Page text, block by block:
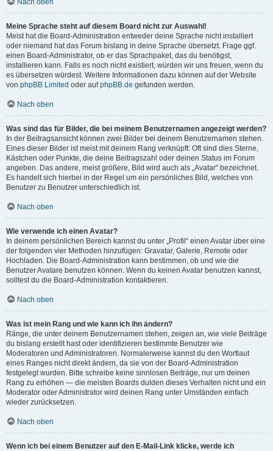
Nach oben
Meine Sprache steht auf diesem Board nicht zur Auswahl!
Meist hat die Board-Administration entweder deine Sprache nicht installiert
oder niemand hat das Forum bislang in deine Sprache übersetzt. Frage ggf.
einen Board-Administrator, ob er das Sprachpaket, das du benötigst,
installieren kann. Falls es noch nicht existiert, würden wir uns freuen, wenn du
es übersetzen würdest. Weitere Informationen dazu können auf der Website
von phpBB Limited oder aufphpBB.de gefunden werden.
Nach oben
Was sind das für Bilder, die bei meinem Benutzernamen angezeigt werden?
In der Beitragsansicht können zwei Bilder bei deinem Benutzernamen stehen.
Eines dieser Bilder ist meist mit deinem Rang verknüpft: Oft sind dies Sterne,
Kästchen oder Punkte, die deine Beitragszahl oder deinen Status im Forum
angeben. Das andere, meist größere, Bild wird auch als „Avatar“ bezeichnet.
Es handelt sich hierbei in der Regel um ein persönliches Bild, welches von
Benutzer zu Benutzer unterschiedlich ist.
Nach oben
Wie verwende ich einen Avatar?
In deinem persönlichen Bereich kannst du unter „Profil“ einen Avatar über eine
der folgenden vier Methoden hinzufügen: Gravatar, Galerie, Remote oder
Hochladen. Die Board-Administration kann bestimmen, ob und wie die
Benutzer Avatare benutzen können. Wenn du keinen Avatar benutzen kannst,
solltest du die Board-Administration kontaktieren.
Nach oben
Was ist mein Rang und wie kann ich ihn ändern?
Ränge, die unter deinem Benutzernamen stehen, zeigen an, wie viele Beiträge
du bislang erstellt hast oder identifizieren bestimmte Benutzer wie
Moderatoren und Administratoren. Normalerweise kannst du den Wortlaut
eines Ranges nicht direkt ändern, da sie von der Board-Administration
festgelegt wurden. Bitte schreibe keine sinnlosen Beiträge, nur um deinen
Rang zu erhöhen — die meisten Boards dulden dieses Verhalten nicht und ein
Moderator oder Administrator wird deinen Rang unter Umständen einfach
wieder zurücksetzen.
Nach oben
Wenn ich bei einem Benutzer auf den E-Mail-Link klicke, werde ich